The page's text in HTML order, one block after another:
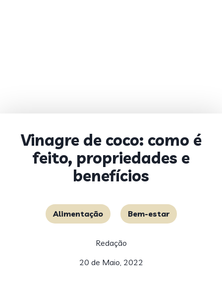
Vinagre de coco: como é
feito, propriedades e
benefícios
Alimentação Bem-estar
Redação
20 de Maio, 2022